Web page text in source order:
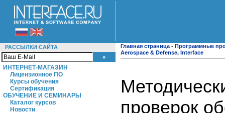
РАССЫЛКИ САЙТА
ИНТЕРНЕТ-МАГАЗИН
Лицензионное ПО
Курсы обучения
Сертификация
ОБУЧЕНИЕ И СЕМИНАРЫ
Каталог курсов
Новости
Главная страница - Программные
Aerospace & Defense, Interface
проверок